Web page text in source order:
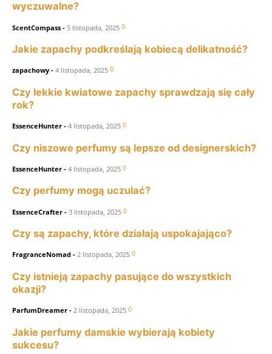
wyczuwalne?
ScentCompass - 5 listopada, 2025 0
Jakie zapachy podkreślają kobiecą delikatność?
zapachowy - 4 listopada, 2025 0
Czy lekkie kwiatowe zapachy sprawdzają się cały
rok?
EssenceHunter - 4 listopada, 2025 0
Czy niszowe perfumy są lepsze od designerskich?
EssenceHunter - 4 listopada, 2025 0
Czy perfumy mogą uczulać?
EssenceCrafter - 3 listopada, 2025 0
Czy są zapachy, które działają uspokajająco?
FragranceNomad - 2 listopada, 2025 0
Czy istnieją zapachy pasujące do wszystkich
okazji?
ParfumDreamer - 2 listopada, 2025 0
Jakie perfumy damskie wybierają kobiety
sukcesu?